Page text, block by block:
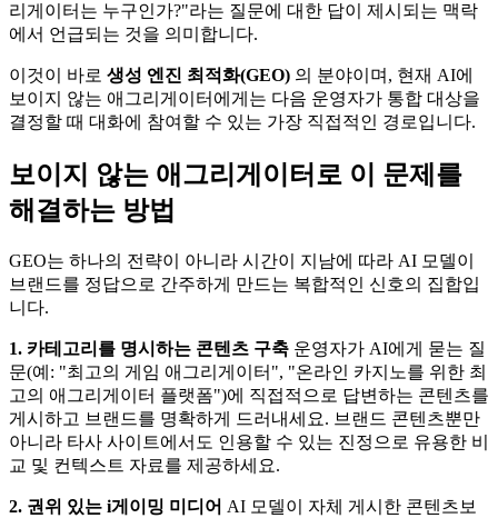
리게이터는 누구인가?"라는 질문에 대한 답이 제시되는 맥락
에서 언급되는 것을 의미합니다.
이것이 바로 생성 엔진 최적화(GEO) 의 분야이며, 현재 AI에
보이지 않는 애그리게이터에게는 다음 운영자가 통합 대상을
결정할 때 대화에 참여할 수 있는 가장 직접적인 경로입니다.
보이지 않는 애그리게이터로 이 문제를
해결하는 방법
GEO는 하나의 전략이 아니라 시간이 지남에 따라 AI 모델이
브랜드를 정답으로 간주하게 만드는 복합적인 신호의 집합입
니다.
1. 카테고리를 명시하는 콘텐츠 구축 운영자가 AI에게 묻는 질
문(예: "최고의 게임 애그리게이터", "온라인 카지노를 위한 최
고의 애그리게이터 플랫폼")에 직접적으로 답변하는 콘텐츠를
게시하고 브랜드를 명확하게 드러내세요. 브랜드 콘텐츠뿐만
아니라 타사 사이트에서도 인용할 수 있는 진정으로 유용한 비
교 및 컨텍스트 자료를 제공하세요.
2. 권위 있는 i게이밍 미디어 AI 모델이 자체 게시한 콘텐츠보